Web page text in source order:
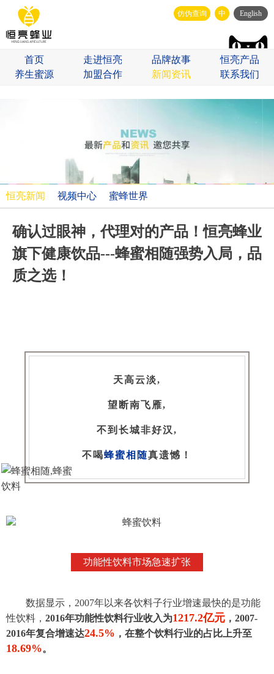
仿伪查询 中 English
首页 走进恒亮 品牌故事
恒亮产品
养生蜜源
加盟合作 新闻资讯 联系我们
恒亮新闻 视频中心 蜜蜂世界
确认过眼神，代理对的产品！恒亮蜂业
旗下健康饮品---蜂蜜相随强势入局，品
质之选！
天高云淡,
望断南飞雁,
不到长城非好汉,
不喝蜂蜜相随真遗憾！
功能性饮料市场急速扩张
数据显示，2007年以来各饮料子行业增速最快的是功能
性饮料， 2016年功能性饮料行业收入为1217.2亿元 ，2007-
2016年复合增速达24.5% ，在整个饮料行业的占比上升至
18.69%。